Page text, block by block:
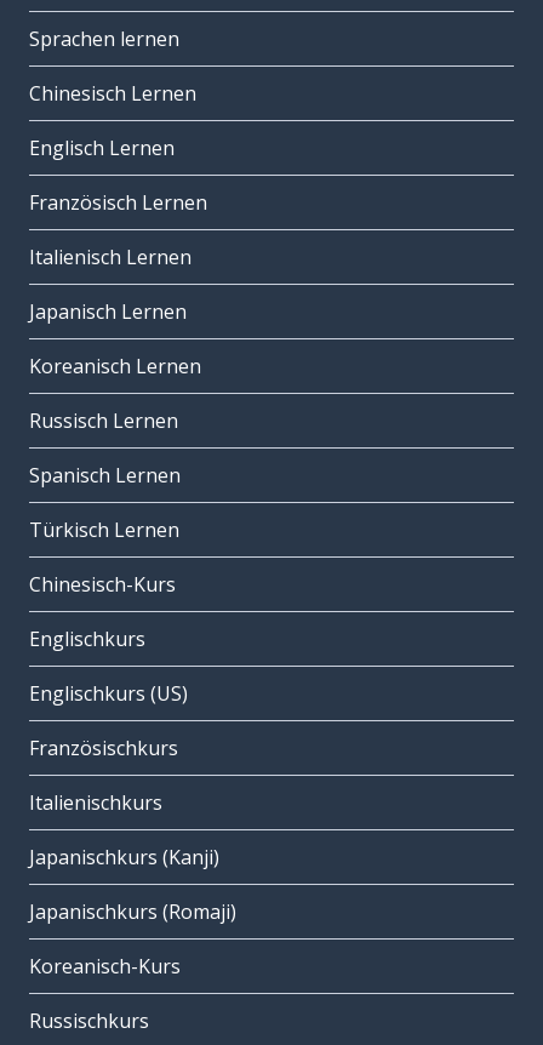
Sprachen lernen
Chinesisch Lernen
Englisch Lernen
Französisch Lernen
Italienisch Lernen
Japanisch Lernen
Koreanisch Lernen
Russisch Lernen
Spanisch Lernen
Türkisch Lernen
Chinesisch-Kurs
Englischkurs
Englischkurs (US)
Französischkurs
Italienischkurs
Japanischkurs (Kanji)
Japanischkurs (Romaji)
Koreanisch-Kurs
Russischkurs